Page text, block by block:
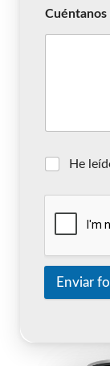
He
Enviar